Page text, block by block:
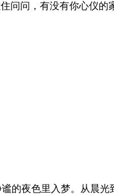
问问，有没有你心仪的
的夜色里入梦。从晨